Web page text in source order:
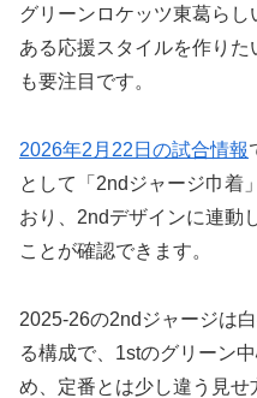
グリーンロケッツ東葛ら
ある応援スタイルを作り
も要注目です。
2026年2月22日の試合情報
として「2ndジャージ巾着
おり、2ndデザインに連動
ことが確認できます。
2025-26の2ndジャージは
る構成で、1stのグリーン
め、定番とは少し違う見